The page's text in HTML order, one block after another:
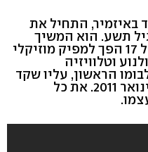
שנולד באיזמיר, התחיל את
תשע. הוא המשיך
ולמד מוזיקה באיסטנבול, ובגיל 17 הפך למפיק מוזיקלי
וטלוויזיה
הראשון, עליו שקד
כשנתיים, שיחרר בונומו רק בינואר 2011. את כל